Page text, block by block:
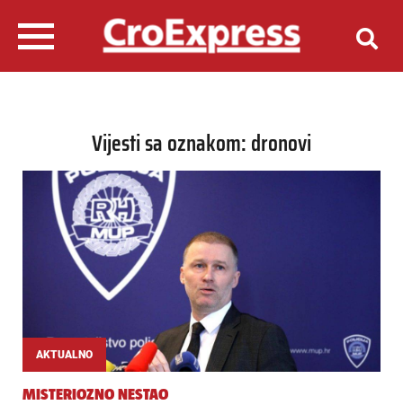
Vijesti sa oznakom: dronovi
AKTUALNO
MISTERIOZNO NESTAO